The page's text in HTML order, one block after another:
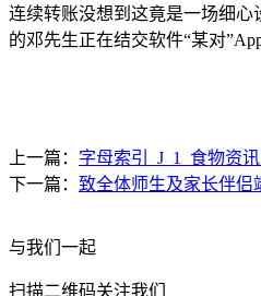
连续转账没想到这竟是一场细心
的邓先生正在结交软件“某对
上一篇： 字母索引_J_1_食物资
下一篇： 致全体师生及家长伴侣
与我们一起
扫描二维码关注我们